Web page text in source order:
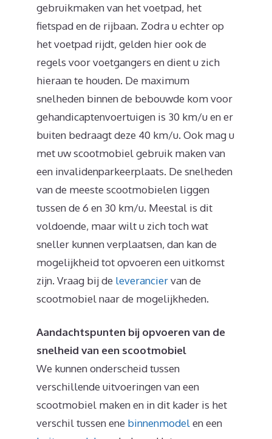
gebruikmaken van het voetpad, het
fietspad en de rijbaan. Zodra u echter op
het voetpad rijdt, gelden hier ook de
regels voor voetgangers en dient u zich
hieraan te houden. De maximum
snelheden binnen de bebouwde kom voor
gehandicaptenvoertuigen is 30 km/u en er
buiten bedraagt deze 40 km/u. Ook mag u
met uw scootmobiel gebruik maken van
een invalidenparkeerplaats. De snelheden
van de meeste scootmobielen liggen
tussen de 6 en 30 km/u. Meestal is dit
voldoende, maar wilt u zich toch wat
sneller kunnen verplaatsen, dan kan de
mogelijkheid tot opvoeren een uitkomst
zijn. Vraag bij de leveranciervan de
scootmobiel naar de mogelijkheden.
Aandachtspunten bij opvoeren van de
snelheid van een scootmobiel
We kunnen onderscheid tussen
verschillende uitvoeringen van een
scootmobiel maken en in dit kader is het
verschil tussen ene binnenmodelen een